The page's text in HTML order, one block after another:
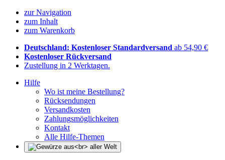
zur Navigation
zum Inhalt
zum Warenkorb
Deutschland: Kostenloser Standardversand ab 54,90 €
Kostenloser Rückversand
Zustellung in 2 Werktagen.
Hilfe
Wo ist meine Bestellung?
Rücksendungen
Versandkosten
Zahlungsmöglichkeiten
Kontakt
Alle Hilfe-Themen